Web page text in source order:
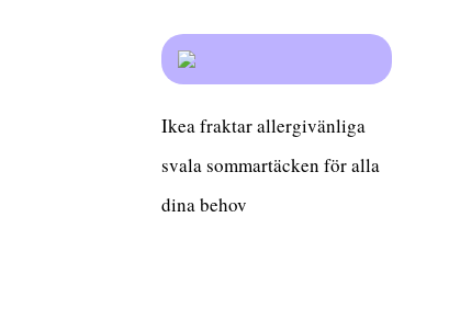
Ikea fraktar allergivänliga
svala sommartäcken för alla
dina behov